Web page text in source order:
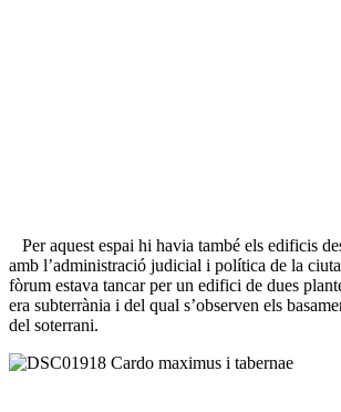
Per aquest espai hi havia també els edificis
amb l’administració judicial i política de la
fòrum estava tancar per un edifici de dues
era subterrània i del qual s’observen els
del soterrani.